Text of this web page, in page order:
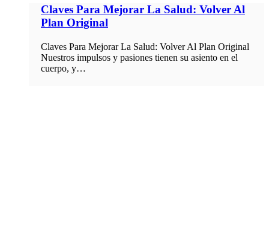
Claves Para Mejorar La Salud: Volver Al
Plan Original
Claves Para Mejorar La Salud: Volver Al Plan Original
Nuestros impulsos y pasiones tienen su asiento en el
cuerpo, y…